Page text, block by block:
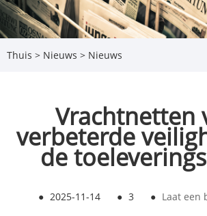
Thuis > Nieuws > Nieuws
Vrachtnetten
verbeterde
de
● 2025-11-14 ● 3 ● Laat een